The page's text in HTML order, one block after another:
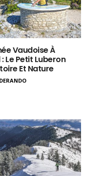
Vaudoise À
Le Petit Luberon
Et Nature